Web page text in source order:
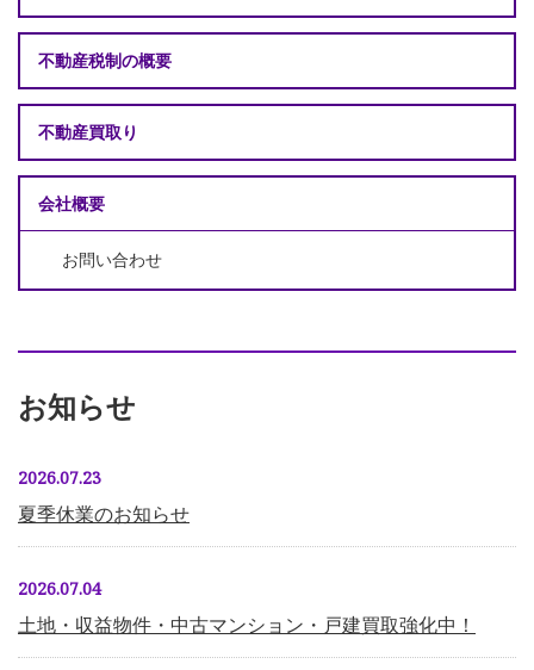
不動産税制の概要
不動産買取り
会社概要
お問い合わせ
お知らせ
2026.07.23
夏季休業のお知らせ
2026.07.04
土地・収益物件・中古マンション・戸建買取強化中！